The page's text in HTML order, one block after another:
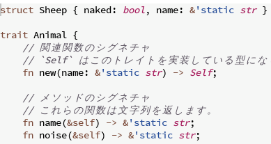
struct Sheep { naked: bool, name: &'static str }
trait Animal {
// 関連関数の シ グネ チ ャ
// `Self`
は こ の ト レ イ ト を 実装 し て い る 型にな
fn new(name: &'static str) -> Self;
// メ ソ ッ ドの シ グネ チ ャ
// こ れ ら の関数は 文字列 を返 し ま す。
fn name(&self) -> &'static str;
fn noise(&self) -> &'static str;